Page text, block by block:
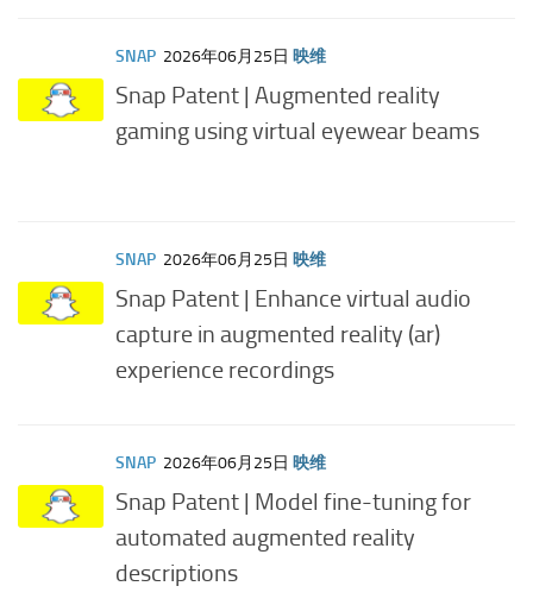
SNAP 2026年06月25日 映维
Snap Patent | Augmented reality
gaming using virtual eyewear beams
SNAP 2026年06月25日 映维
Snap Patent | Enhance virtual audio
capture in augmented reality (ar)
experience recordings
SNAP 2026年06月25日 映维
Snap Patent | Model fine-tuning for
automated augmented reality
descriptions